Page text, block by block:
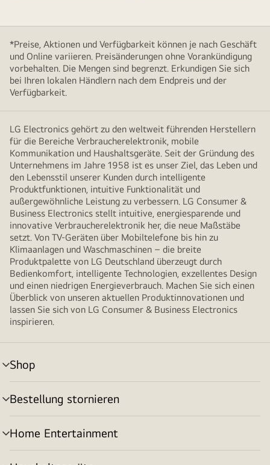
*Preise, Aktionen und Verfügbarkeit können je nach Geschäft
und Online variieren. Preisänderungen ohne Vorankündigung
vorbehalten. Die Mengen sind begrenzt. Erkundigen Sie sich
bei Ihren lokalen Händlern nach dem Endpreis und der
Verfügbarkeit.
LG Electronics gehört zu den weltweit führenden Herstellern
für die Bereiche Verbraucherelektronik, mobile
Kommunikation und Haushaltsgeräte. Seit der Gründung des
Unternehmens im Jahre 1958 ist es unser Ziel, das Leben und
den Lebensstil unserer Kunden durch intelligente
Produktfunktionen, intuitive Funktionalität und
außergewöhnliche Leistung zu verbessern. LG Consumer &
Business Electronics stellt intuitive, energiesparende und
innovative Verbraucherelektronik her, die neue Maßstäbe
setzt. Von TV-Geräten über Mobiltelefone bis hin zu
Klimaanlagen und Waschmaschinen – die breite
Produktpalette von LG Deutschland überzeugt durch
Bedienkomfort, intelligente Technologien, exzellentes Design
und einen niedrigen Energieverbrauch. Machen Sie sich einen
Überblick von unseren aktuellen Produktinnovationen und
lassen Sie sich von LG Consumer & Business Electronics
inspirieren.
Shop
Menü
umschalten
Bestellung stornieren
Menü
umschalten
Home Entertainment
Menü
umschalten